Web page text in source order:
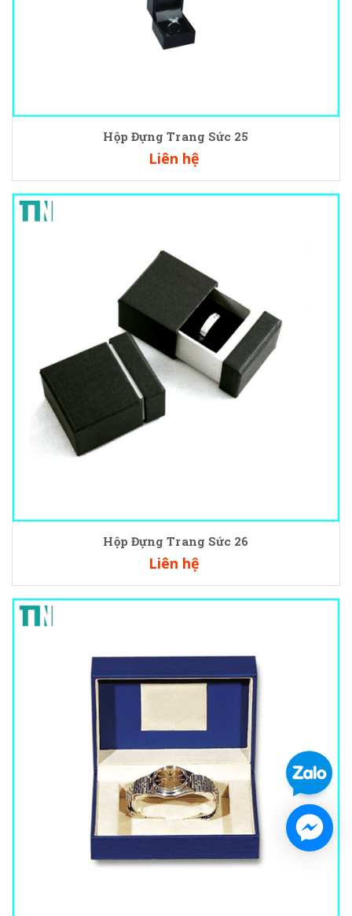
Hộp Đựng Trang Sức 25
Liên hệ
Hộp Đựng Trang Sức 26
Liên hệ